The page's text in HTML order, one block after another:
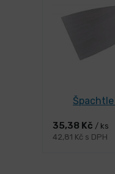
Špachtle
35,38 Kč / ks
42,81 Kč s DPH